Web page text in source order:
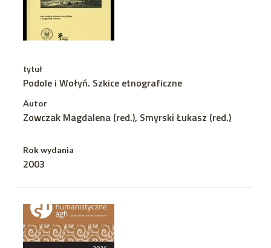
tytuł
Podole i Wołyń. Szkice etnograficzne
Autor
Zowczak Magdalena (red.), Smyrski Łukasz (red.)
Rok wydania
2003